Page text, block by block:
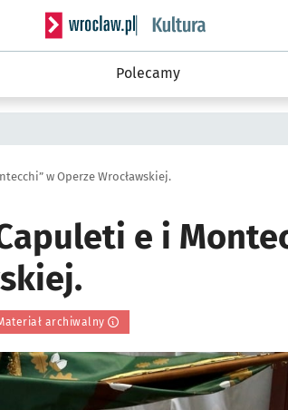
Serwis informacyjny wroclaw.pl
Polecamy
w Operze Wrocławskiej.
e i
archiwalny